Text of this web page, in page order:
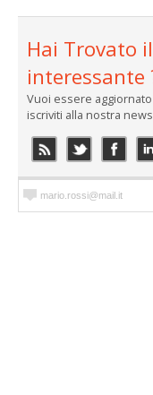
Hai Trovato
interessante
Vuoi essere
iscriviti alla nostra